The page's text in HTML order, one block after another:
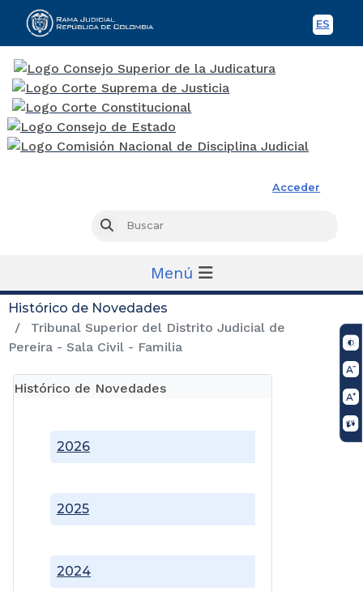
ES
Acceder
Buscar
Menú
Histórico de Novedades
Tribunal Superior del Distrito Judicial de
Pereira - Sala Civil - Familia
Histórico de Novedades
2024
2025
2026